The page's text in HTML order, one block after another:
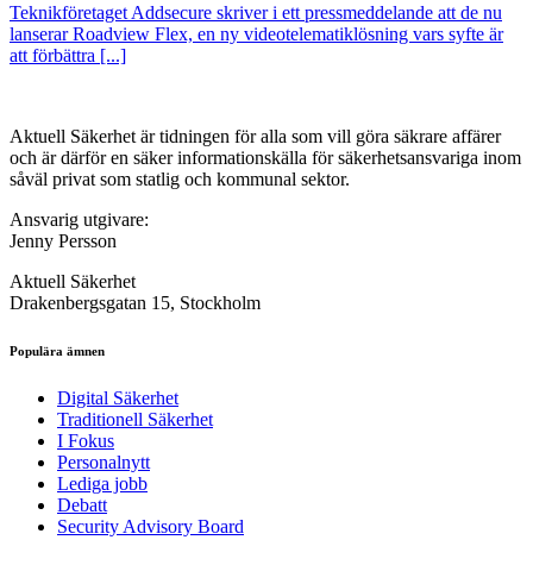
Teknikföretaget Addsecure skriver i ett pressmeddelande att de nu
lanserar Roadview Flex, en ny videotelematiklösning vars syfte är
att förbättra [...]
Aktuell Säkerhet är tidningen för alla som vill göra säkrare affärer
och är därför en säker informationskälla för säkerhets­ansvariga inom
såväl privat som statlig och kommunal sektor.
Ansvarig utgivare:
Jenny Persson
Aktuell Säkerhet
Drakenbergsgatan 15, Stockholm
Populära ämnen
Digital Säkerhet
Traditionell Säkerhet
I Fokus
Personalnytt
Lediga jobb
Debatt
Security Advisory Board